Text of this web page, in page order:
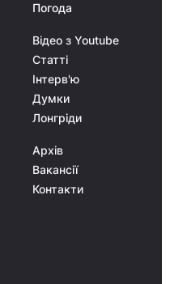
Погода
Відео з Youtube
Статті
Інтерв'ю
Думки
Лонгріди
Архів
Вакансії
Контакти